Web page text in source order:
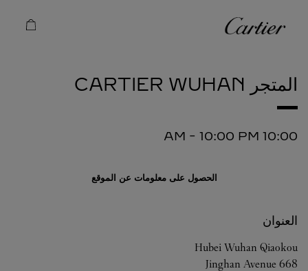
كارتييه
المتجر CARTIER WUHAN
10:00 AM
- 10:00 PM
الحصول على معلومات عن الموقع
العنوان
Hubei Wuhan Qiaokou
668 Jinghan Avenue